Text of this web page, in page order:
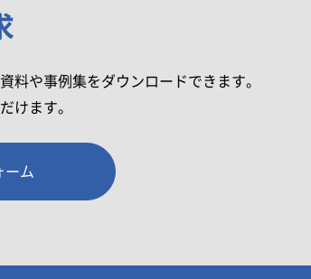
料や事例集をダウンロードできます。
けます。
ーム